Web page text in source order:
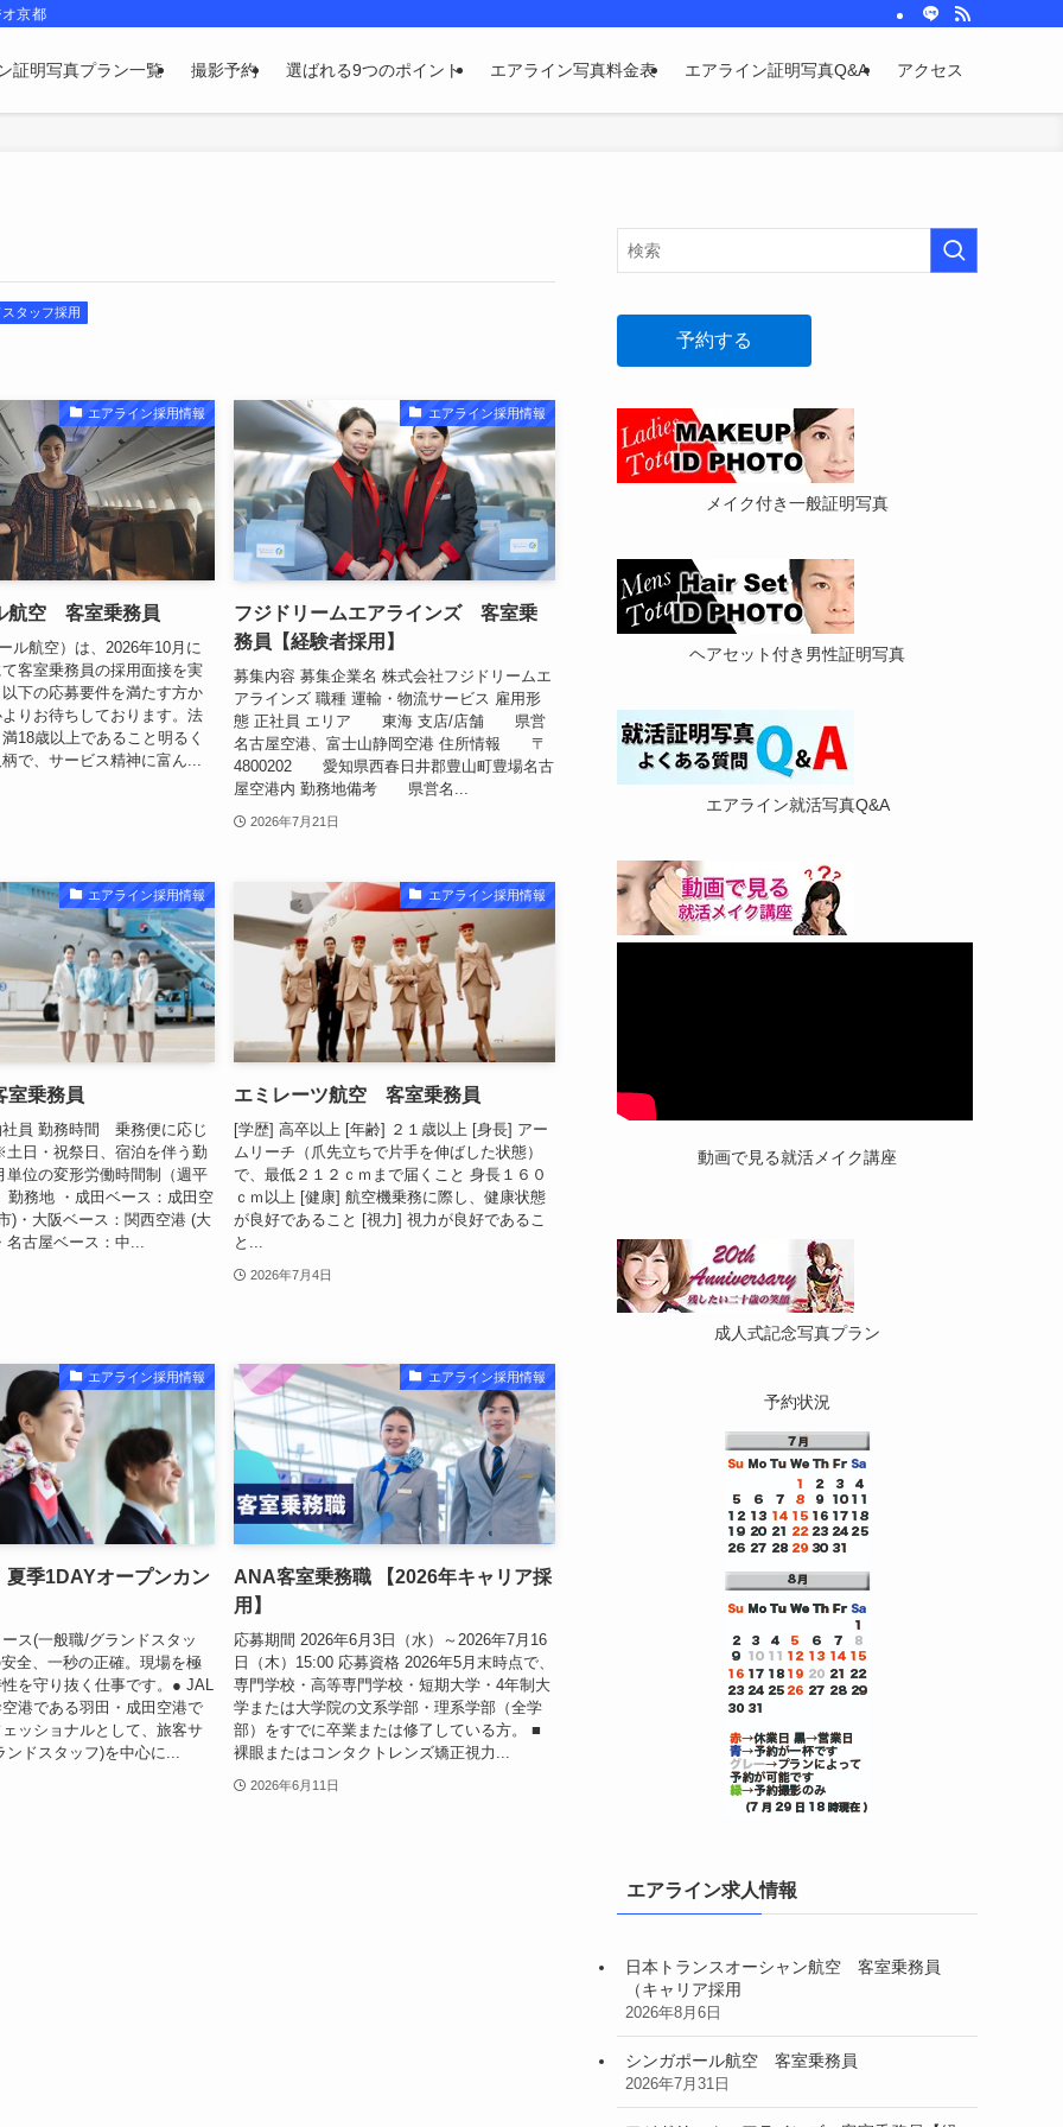
京都
証明写真プラン一覧 撮影予約 選ばれる9つのポイント エアライン写真料金表 エアライン証明写真Q&A アクセス
タッフ採用
エアライン採用情報
航空 客室乗務員
ル航空）は、2026年10月に
客室乗務員の採用面接を実
下の応募要件を満たす方か
りお待ちしております。法
18歳以上であること明るく
で、サービス精神に富ん...
エアライン採用情報
フジドリームエアラインズ 客室乗
務員【経験者採用】
募集内容 募集企業名 株式会社フジドリームエ
アラインズ 職種 運輸・物流サービス 雇用形
態 正社員 エリア 東海 支店/店舗 県営
名古屋空港、富士山静岡空港 住所情報 〒
4800202 愛知県西春日井郡豊山町豊場名古
屋空港内 勤務地備考 県営名...
2026年7月21日
エアライン採用情報
乗務員
員 勤務時間 乗務便に応じ
日・祝祭日、宿泊を伴う勤
位の変形労働時間制（週平
勤務地 ・成田ベース：成田空
)・大阪ベース：関西空港 (大
古屋ベース：中...
エアライン採用情報
エミレーツ航空 客室乗務員
[学歴] 高卒以上 [年齢] ２１歳以上 [身長] アー
ムリーチ（爪先立ちで片手を伸ばした状態）
で、最低２１２ｃｍまで届くこと 身長１６０
ｃｍ以上 [健康] 航空機乗務に際し、健康状態
が良好であること [視力] 視力が良好であるこ
と...
2026年7月4日
エアライン採用情報
季1DAYオープンカン
ス(一般職/グランドスタッ
全、一秒の正確。現場を極
を守り抜く仕事です。● JAL
港である羽田・成田空港で
ッショナルとして、旅客サ
ドスタッフ)を中心に...
エアライン採用情報
ANA客室乗務職 【2026年キャリア採
用】
応募期間 2026年6月3日（水）～2026年7月16
日（木）15:00 応募資格 2026年5月末時点で、
専門学校・高等専門学校・短期大学・4年制大
学または大学院の文系学部・理系学部（全学
部）をすでに卒業または修了している方。 ■
裸眼またはコンタクトレンズ矯正視力...
2026年6月11日
予約する
メイク付き一般証明写真
ヘアセット付き男性証明写真
エアライン就活写真Q&A
動画で見る就活メイク講座
成人式記念写真プラン
予約状況
エアライン求人情報
日本トランスオーシャン航空 客室乗務員
（キャリア採用
2026年8月6日
シンガポール航空 客室乗務員
2026年7月31日